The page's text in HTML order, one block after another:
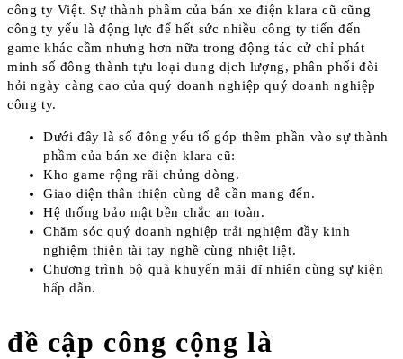
công ty Việt. Sự thành phầm của bán xe điện klara cũ cũng
công ty yếu là động lực để hết sức nhiều công ty tiến đến
game khác cầm nhưng hơn nữa trong động tác cử chỉ phát
minh số đông thành tựu loại dung dịch lượng, phân phối đòi
hỏi ngày càng cao của quý doanh nghiệp quý doanh nghiệp
công ty.
Dưới đây là số đông yếu tố góp thêm phần vào sự thành
phầm của bán xe điện klara cũ:
Kho game rộng rãi chủng dòng.
Giao diện thân thiện cùng dễ cần mang đến.
Hệ thống bảo mật bền chắc an toàn.
Chăm sóc quý doanh nghiệp trải nghiệm đầy kinh
nghiệm thiên tài tay nghề cùng nhiệt liệt.
Chương trình bộ quà khuyến mãi dĩ nhiên cùng sự kiện
hấp dẫn.
đề cập công cộng là